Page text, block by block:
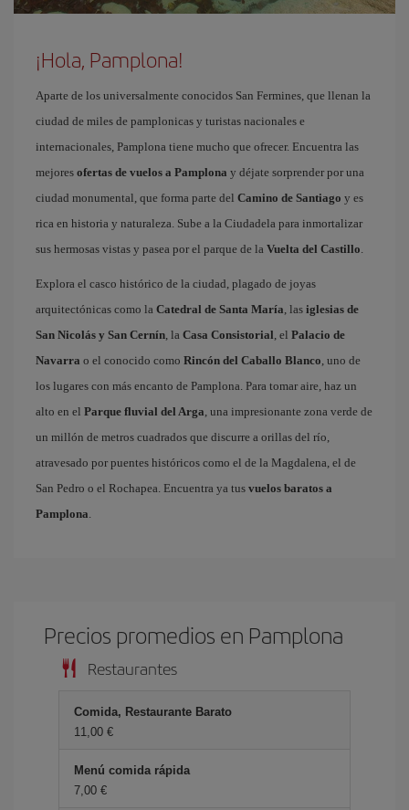
¡Hola, Pamplona!
Aparte de los universalmente conocidos San Fermines, que llenan la
ciudad de miles de pamplonicas y turistas nacionales e
internacionales, Pamplona tiene mucho que ofrecer. Encuentra las
mejores ofertas de vuelos a Pamplona y déjate sorprender por una
ciudad monumental, que forma parte del Camino de Santiago y es
rica en historia y naturaleza. Sube a la Ciudadela para inmortalizar
sus hermosas vistas y pasea por el parque de la Vuelta del Castillo.
Explora el casco histórico de la ciudad, plagado de joyas
arquitectónicas como la Catedral de Santa María, las iglesias de
San Nicolás y San Cernín, la Casa Consistorial, el Palacio de
Navarra o el conocido como Rincón del Caballo Blanco, uno de
los lugares con más encanto de Pamplona. Para tomar aire, haz un
alto en el Parque fluvial del Arga, una impresionante zona verde de
un millón de metros cuadrados que discurre a orillas del río,
atravesado por puentes históricos como el de la Magdalena, el de
San Pedro o el Rochapea. Encuentra ya tus vuelos baratos a
Pamplona.
Precios promedios en Pamplona
Restaurantes
Comida, Restaurante Barato
11,00 €
Menú comida rápida
7,00 €